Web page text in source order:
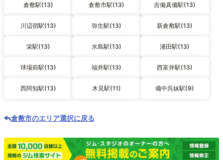
倉敷駅(13) 倉敷市駅(13) 吉備真備駅(13)
川辺宿駅(13) 弥生駅(13) 新倉敷駅(13)
栄駅(13) 水島駅(13) 浦田駅(13)
球場前駅(13) 福井駅(13) 西富井駅(13)
西阿知駅(13) 木見駅(11) 備中呉妹駅(9)
倉敷市のエリア選択に戻る